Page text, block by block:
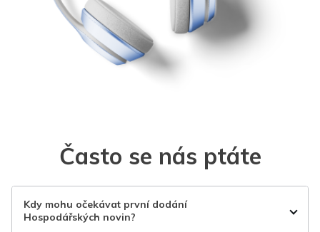
Často se nás ptáte
Kdy mohu očekávat první dodání
Hospodářských novin?